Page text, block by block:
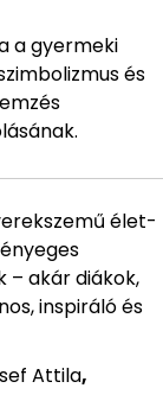
a gyermeki
és
élet-
– akár diákok,
inspiráló és
Attila,